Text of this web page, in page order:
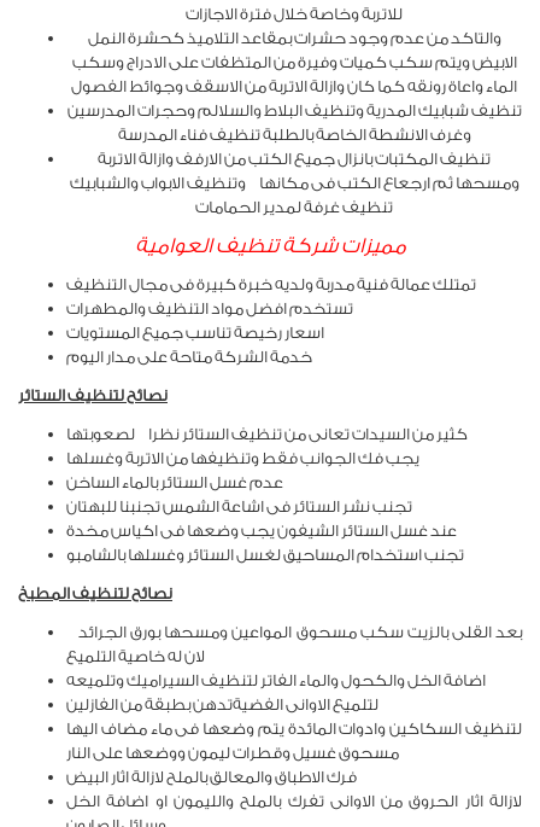
للاتربة وخاصة خلال فترة الاجازات
والتاكد من عدم وجود حشرات بمقاعد التلاميذ كحشرة النمل
الابيض ويتم سكب كميات وفيرة من المتظفات على الادراج وسكب
الماء واعاة رونقه كما كان وازالة الاتربة من الاسقف وجوائط الفصول
تنظيف شبابيك المدرية وتنظيف البلاط والسلالم وحجرات المدرسين
وغرف الانشطة الخاصة بالطلبة تنظيف فناء المدرسة
تنظيف المكتبات بانزال جميع الكتب من الارفف وازالة الاتربة
ومسحها ثم ارجعاع الكتب فى مكانها وتنظيف الابواب والشبابيك
تنظيف غرفة لمدير الحمامات
مميزات شركة تنظيف العوامية
تمتلك عمالة فنية مدربة ولديه خبرة كبيرة فى مجال التنظيف
تستخدم افضل مواد التنظيف والمطهرات
اسعار رخيصة تناسب جميع المستويات
خدمة الشركة متاحة على مدار اليوم
نصائح لتنظيف الستائر
كثير من السيدات تعانى من تنظيف الستائر نظرا لصعوبتها
يجب فك الجوانب فقط وتنظيفها من الاتربة وغسلها
عدم غسل الستائر بالماء الساخن
تجنب نشر الستائر فى اشاعة الشمس تجنبنا للبهتان
عند غسل الستائر الشيفون يجب وضعها فى اكياس مخدة
تجنب استخدام المساحيق لغسل الستائر وغسلها بالشامبو
نصائح لتنظيف المطبخ
لان له خاصية التلميع
اضافة الخل والكحول والماء الفاتر لتنظيف السيراميك وتلميعه
لتلميع الاوانى الفضيةتدهن بطبقة من الفازلين
لتنظيف السكاكين وادوات المائدة يتم وضعها فى ماء مضاف اليها
مسحوق غسيل وقطرات ليمون ووضعها على النار
فرك الاطباق والمعالق بالملح لازالة اثار البيض
لازالة اثار الحروق من الاوانى تفرك بالملح والليمون او اضافة الخل